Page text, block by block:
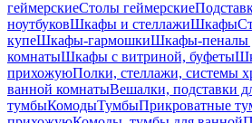
геймерскиеСтолы геймерские
ноутбуковШкафы и стеллажиШкафы
купеШкафы-гармошкиШкафы-пеналы
комнатыШкафы с витриной, буфеты
прихожуюПолки, стеллажи, системы
ванной комнатыВешалки, подставки
тумбыКомодыТумбыПрикроватные